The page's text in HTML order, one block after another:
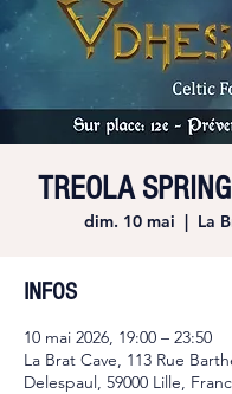
TREOLA
dim. 10 mai
  |
La
INFOS
10 mai 2026, 19:00 – 23:50
La Brat Cave, 113 Rue
Delespaul, 59000 Lille,